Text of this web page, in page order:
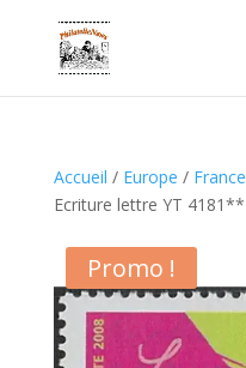
Accueil / Europe / France
Ecriture lettre YT 4181**
Promo !